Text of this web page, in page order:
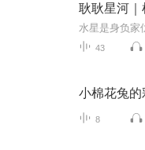
耿耿星河｜
43
小棉花兔的
8